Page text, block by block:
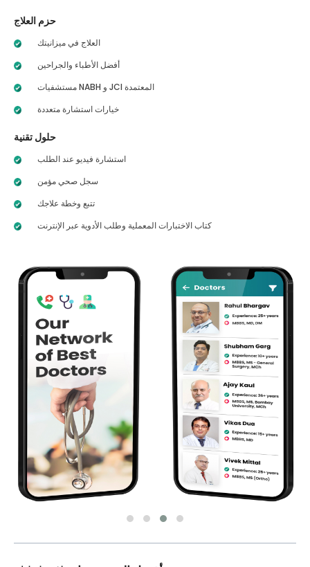
حزم العلاج
العلاج في ميزانيتك
أفضل الأطباء والجراحين
مستشفيات NABH و JCI المعتمدة
خيارات استشارة متعددة
حلول تقنية
استشارة فيديو عند الطلب
سجل صحي مؤمن
تتبع وخطة علاجك
كتاب الاختبارات المعملية وطلب الأدوية عبر الإنترنت